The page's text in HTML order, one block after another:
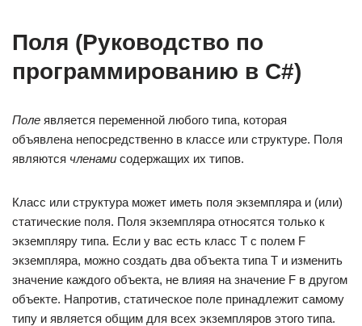
Поля (Руководство по
программированию в C#)
Поле является переменной любого типа, которая
объявлена непосредственно в классе или структуре. Поля
являются членами содержащих их типов.
Класс или структура может иметь поля экземпляра и (или)
статические поля. Поля экземпляра относятся только к
экземпляру типа. Если у вас есть класс T с полем F
экземпляра, можно создать два объекта типа T и изменить
значение каждого объекта, не влияя на значение F в другом
объекте. Напротив, статическое поле принадлежит самому
типу и является общим для всех экземпляров этого типа.